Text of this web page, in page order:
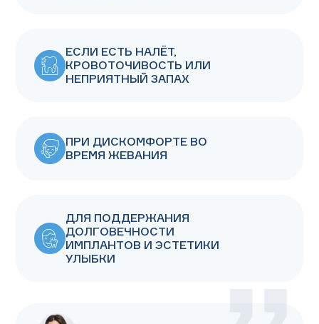
ЕСЛИ ЕСТЬ НАЛЁТ,
КРОВОТОЧИВОСТЬ ИЛИ
НЕПРИЯТНЫЙ ЗАПАХ
ПРИ ДИСКОМФОРТЕ ВО
ВРЕМЯ ЖЕВАНИЯ
ДЛЯ ПОДДЕРЖАНИЯ
ДОЛГОВЕЧНОСТИ
ИМПЛАНТОВ И ЭСТЕТИКИ
УЛЫБКИ